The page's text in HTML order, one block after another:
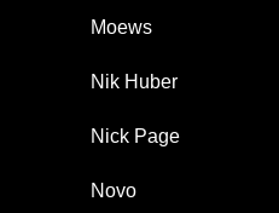
Moews
Nik Huber
Nick Page
Novo